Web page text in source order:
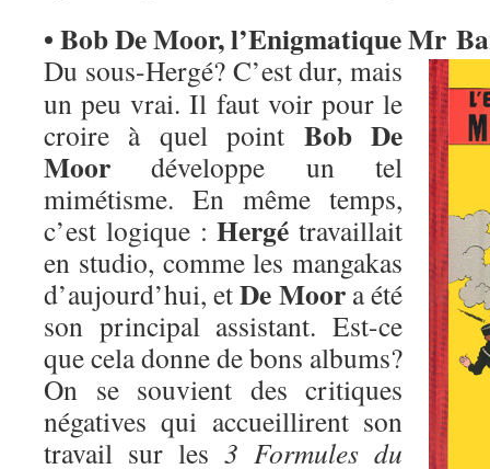
• Bob De Moor, l’Enigmatique Mr
Du sous-Hergé? C’est dur, mais
un peu vrai. Il faut voir pour le
croire à quel point Bob De
Moor développe un tel
mimétisme. En même temps,
c’est logique :Hergé travaillait
en studio, comme les mangakas
d’aujourd’hui, etDe Moora été
son principal assistant. Est-ce
que cela donne de bons albums?
On se souvient des critiques
négatives qui accueillirent son
travail sur les 3 Formules du